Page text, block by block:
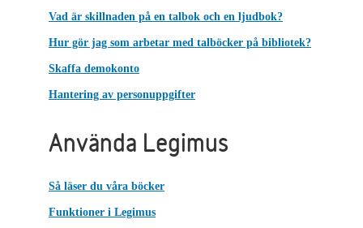
Vad är skillnaden på en talbok och en ljudbok?
Hur gör jag som arbetar med talböcker på bibliotek?
Skaffa demokonto
Hantering av personuppgifter
Använda Legimus
Så läser du våra böcker
Funktioner i Legimus